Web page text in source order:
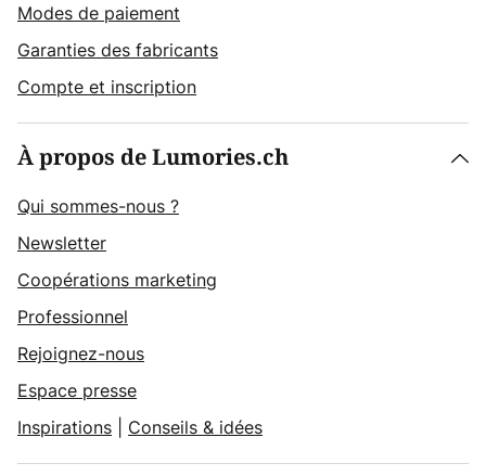
Modes de paiement
Garanties des fabricants
Compte et inscription
À propos de Lumories.ch
Qui sommes-nous ?
Newsletter
Coopérations marketing
Professionnel
Rejoignez-nous
Espace presse
Inspirations
Conseils & idées